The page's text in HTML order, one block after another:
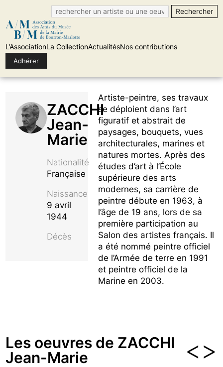
content
L’AssociationLa CollectionActualitésNos contributions
Adhérer
Artiste-peintre, ses travaux
se déploient dans l’art
figuratif et abstrait de
paysages, bouquets, vues
architecturales, marines et
natures mortes. Après des
études d’art à l’École
supérieure des arts
modernes, sa carrière de
peintre débute en 1963, à
l’âge de 19 ans, lors de sa
première participation au
Salon des artistes français. Il
a été nommé peintre officiel
de l’Armée de terre en 1991
et peintre officiel de la
Marine en 2003.
ZACCHI
Jean-
Marie
Nationalité
Française
Naissance
9 avril
1944
Décès
Les oeuvres de ZACCHI
Jean-Marie
<>